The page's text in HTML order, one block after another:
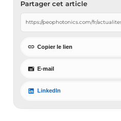
Partager cet article
Copier le lien
E-mail
LinkedIn